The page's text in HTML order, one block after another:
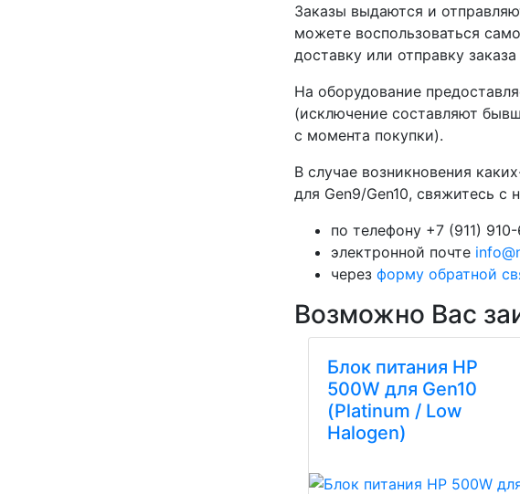
Заказы выдаются и
можете воспользоваться
доставку или отправку
На оборудование
(исключение составляют
с момента покупки).
В случае возникновения
для Gen9/Gen10, свяжитесь с
по телефону +7 (911)
электронной почте
через форму обратной
Возможно Вас
Блок питания HP
500W для Gen10
(Platinum / Low
Halogen)